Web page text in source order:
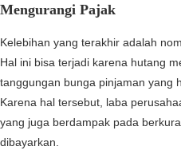
Mengurangi Pajak
Kelebihan yang terakhir adalah
Hal ini bisa terjadi karena hutang
tanggungan bunga pinjaman yang
Karena hal tersebut, laba
yang juga berdampak pada
dibayarkan.